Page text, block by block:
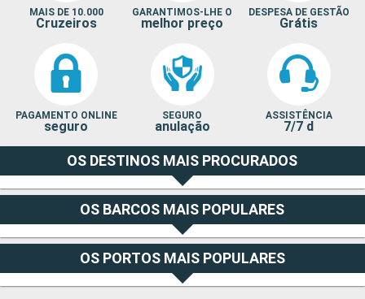
MAIS DE 10.000
Cruzeiros
GARANTIMOS-LHE O
melhor preço
DESPESA DE GESTÃO
Grátis
PAGAMENTO ONLINE
seguro
SEGURO
anulação
ASSISTÊNCIA
7/7 d
OS DESTINOS MAIS PROCURADOS
OS BARCOS MAIS POPULARES
OS PORTOS MAIS POPULARES